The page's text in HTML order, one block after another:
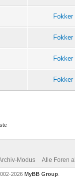
Fokker
Fokker
Fokker
Fokker
Modus Alle Foren
2026 MyBB Group